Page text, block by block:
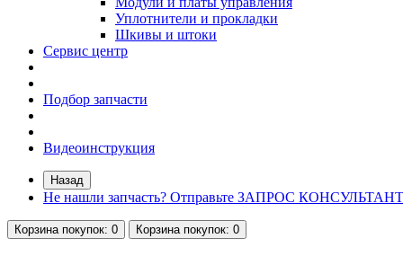
Уплотнители и прокладки
Шкивы и штоки
Сервис центр
Подбор запчасти
Видеоинструкция
Назад
Не нашли запчасть? Отправьте ЗАПРОС
Корзинапокупок: 0 Корзинапокупок: 0